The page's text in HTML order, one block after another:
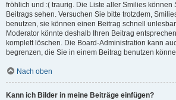
fröhlich und :( traurig. Die Liste aller Smilies können
Beitrags sehen. Versuchen Sie bitte trotzdem,
benutzen, sie können einen Beitrag schnell
Moderator könnte deshalb Ihren Beitrag
komplett löschen. Die Board-Administration kann
begrenzen, die Sie in einem Beitrag benutzen
Nach oben
Kann ich Bilder in meine Beiträge einfügen?